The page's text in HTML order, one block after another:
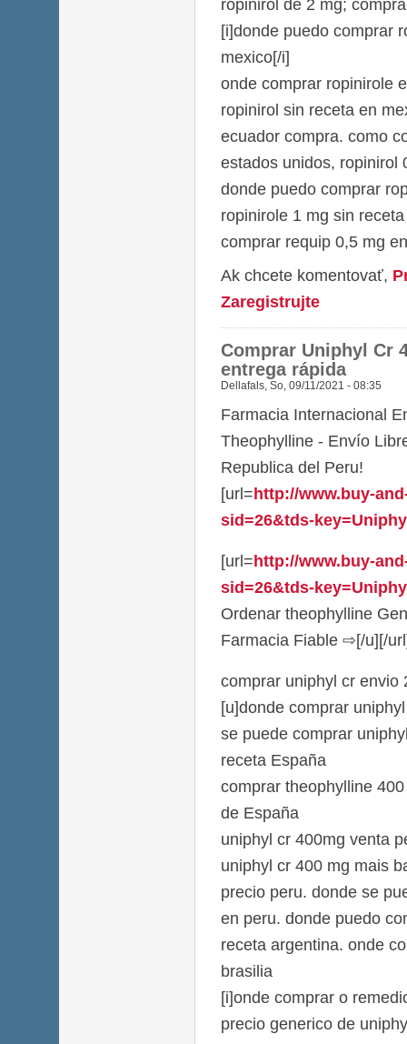
ropinirol de 2 mg;
[i]donde puedo comprar
mexico[/i]
onde comprar ropinirole
ropinirol sin receta en
ecuador compra. como
estados unidos, ropinirol
donde puedo comprar
ropinirole 1 mg sin
comprar requip 0,5 mg
Ak chcete komentovať,
Zaregistrujte
Comprar Uniphyl Cr
entrega rápida
Dellafals, So, 09/11/2021 - 08:35
Farmacia Internacional
Theophylline - Envío
Republica del Peru!
[url=http://www.buy-
sid=26&tds-
[url=http://www.buy-
sid=26&tds-
Ordenar theophylline
Farmacia Fiable ⇨[/u][/
comprar uniphyl cr envio
[u]donde comprar
se puede comprar
receta España
comprar theophylline
de España
uniphyl cr 400mg venta
uniphyl cr 400 mg mais
precio peru. donde se
en peru. donde puedo
receta argentina. onde
brasilia
[i]onde comprar o
precio generico de